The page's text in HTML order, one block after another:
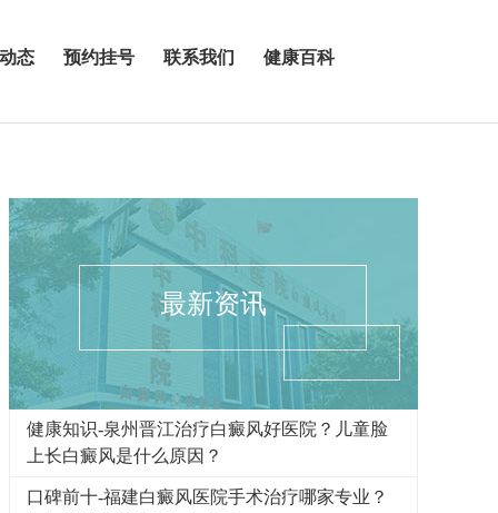
态 预约挂号 联系我们 健康百科
最新资讯
健康知识-泉州晋江治疗白癜风好医院？儿童脸
上长白癜风是什么原因？
口碑前十-福建白癜风医院手术治疗哪家专业？